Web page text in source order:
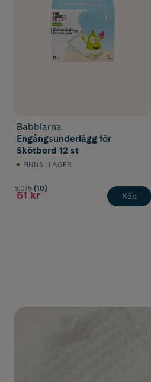
Babblarna
Engångsunderlägg för
Skötbord 12 st
FINNS I LAGER
5.0/5 (10)
61 kr Köp